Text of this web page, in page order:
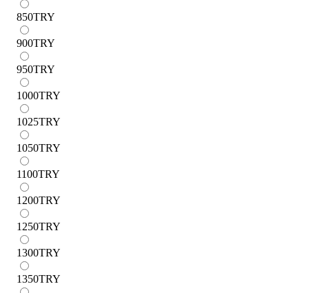
850TRY
900TRY
950TRY
1000TRY
1025TRY
1050TRY
1100TRY
1200TRY
1250TRY
1300TRY
1350TRY